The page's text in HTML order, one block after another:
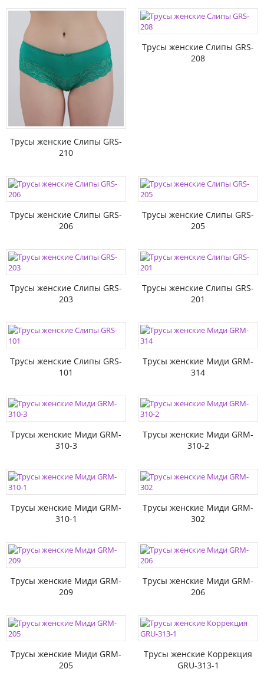
Трусы женские Слипы GRS-
210
Трусы женские Слипы GRS-
208
Трусы женские Слипы GRS-
206
Трусы женские Слипы GRS-
205
Трусы женские Слипы GRS-
203
Трусы женские Слипы GRS-
201
Трусы женские Слипы GRS-
101
Трусы женские Миди GRM-
314
Трусы женские Миди GRM-
310-3
Трусы женские Миди GRM-
310-2
Трусы женские Миди GRM-
310-1
Трусы женские Миди GRM-
302
Трусы женские Миди GRM-
209
Трусы женские Миди GRM-
206
Трусы женские Миди GRM-
205
Трусы женские Коррекция
GRU-313-1